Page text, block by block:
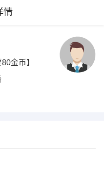
情
金币】